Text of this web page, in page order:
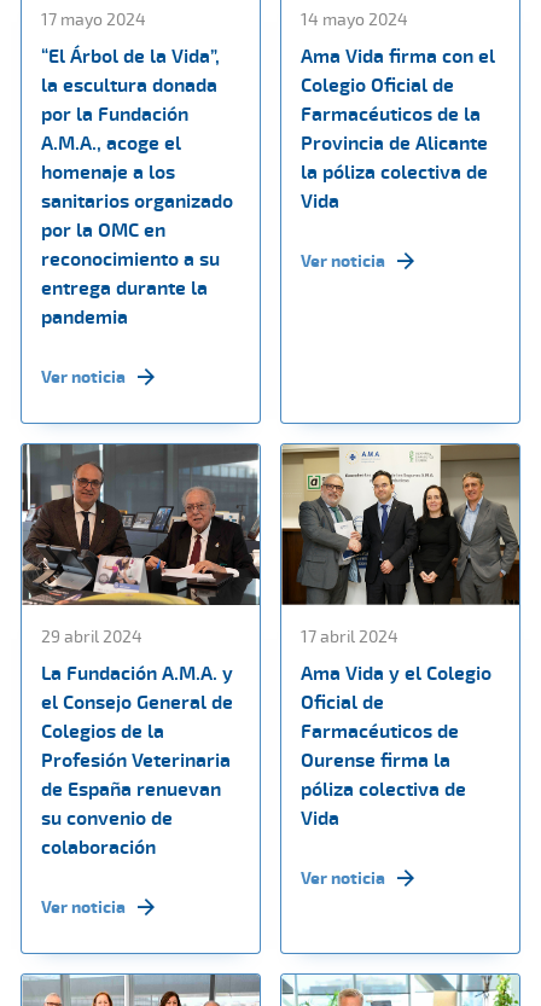
17 mayo 2024
“El Árbol de la Vida”,
la escultura donada
por la Fundación
A.M.A., acoge el
homenaje a los
sanitarios organizado
por la OMC en
reconocimiento a su
entrega durante la
pandemia
Ver noticia
14 mayo 2024
Ama Vida firma con el
Colegio Oficial de
Farmacéuticos de la
Provincia de Alicante
la póliza colectiva de
Vida
Ver noticia
29 abril 2024
La Fundación A.M.A. y
el Consejo General de
Colegios de la
Profesión Veterinaria
de España renuevan
su convenio de
colaboración
Ver noticia
17 abril 2024
Ama Vida y el Colegio
Oficial de
Farmacéuticos de
Ourense firma la
póliza colectiva de
Vida
Ver noticia